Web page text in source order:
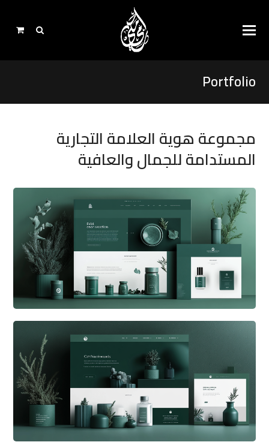
Portfolio
مجموعة هوية العلامة التجارية
المستدامة للجمال والعافية